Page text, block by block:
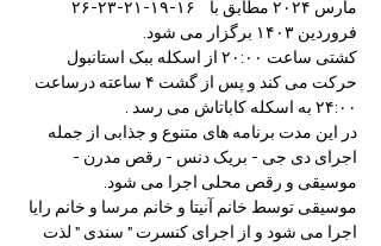
فروردین ۱۴۰۳ برگزار می شود.
کشتی ساعت ۲۰:۰۰ از اسکله ببک استانبول
حرکت می کند و پس از گشت ۴ ساعته درساعت
۲۴:۰۰ به اسکله کاباتاش می رسد .
در این مدت برنامه های متنوع و جذابی از جمله
اجرای دی جی - بریک دنس - رقص مدرن -
موسیقی و رقص محلی اجرا می شود.
موسیقی توسط خانم آنیتا و خانم مرسا و خانم رایا
اجرا می شود و از اجرای کنسرت " سندی " لذت